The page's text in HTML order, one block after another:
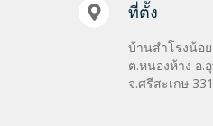
ที่ตั้ง
บ้านสำโรงน้อ
ต.หนองห้าง อ.
จ.ศรีสะเกษ